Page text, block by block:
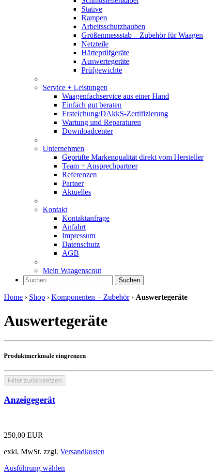
Stative
Rampen
Arbeitsschutzhauben
Größenmessstab – Zubehör für Waagen
Netzteile
Härteprüfgeräte
Auswertegeräte
Prüfgewichte
Service + Leistungen
Waagenfachservice aus einer Hand
Einfach gut beraten
Ersteichung/DAkkS-Zertifizierung
Wartung und Reparaturen
Downloadcenter
Unternehmen
Geprüfte Markenqualität direkt vom Hersteller
Team + Ansprechpartner
Referenzen
Partner
Aktuelles
Kontakt
Kontaktanfrage
Anfahrt
Impressum
Datenschutz
AGB
Mein Waagenscout
Suchen
Home › Shop › Komponenten + Zubehör› Auswertegeräte
Auswertegeräte
Produktmerkmale eingrenzen
Filter zurücksetzen
Anzeigegerät
250,00 EUR
exkl. MwSt. zzgl. Versandkosten
Ausführung wählen